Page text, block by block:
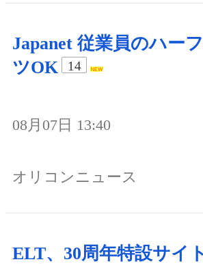
Japanet 従業員のハー
ツOK
14
08月07日 13:40
オリコンニュース
ELT、30周年特設サイ